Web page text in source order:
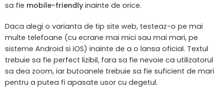
sa fie mobile-friendly inainte de orice.
Daca alegi o varianta de tip site web, testeaz-o pe mai
multe telefoane (cu ecrane mai mici sau mai mari, pe
sisteme Android si iOS) inainte de a o lansa oficial. Textul
trebuie sa fie perfect lizibil, fara sa fie nevoie ca utilizatorul
sa dea zoom, iar butoanele trebuie sa fie suficient de mari
pentru a putea fi apasate usor cu degetul.